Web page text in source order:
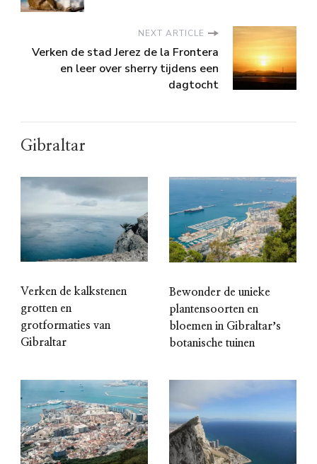
NEXT ARTICLE
Verken de stad Jerez de la Frontera
en leer over sherry tijdens een
dagtocht
Gibraltar
Verken de kalkstenen
grotten en
grotformaties van
Gibraltar
Bewonder de unieke
plantensoorten en
bloemen in Gibraltarʼs
botanische tuinen